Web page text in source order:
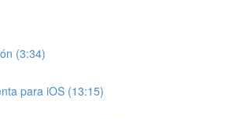
(3:34)
para iOS (13:15)